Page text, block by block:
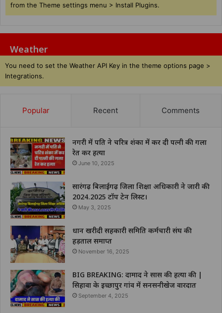
from the Theme settings menu > Install Plugins.
Weather
You need to set the Weather API Key in the theme options page >
Integrations.
Popular Recent Comments
नगरी में पति ने चरित्र शंका में कर दी पत्नी की गला
रेत कर हत्या
June 10, 2025
सारंगढ़ बिलाईगढ़ जिला शिक्षा अधिकारी ने जारी की
2024.2025 टॉप टेन लिस्ट।
May 3, 2025
धान खरीदी सहकारी समिति कर्मचारी संघ की
हड़ताल समाप्त
November 16, 2025
BIG BREAKING: दामाद ने सास की हत्या की |
सिहावा के इच्छापुर गांव में सनसनीखेज वारदात
September 4, 2025